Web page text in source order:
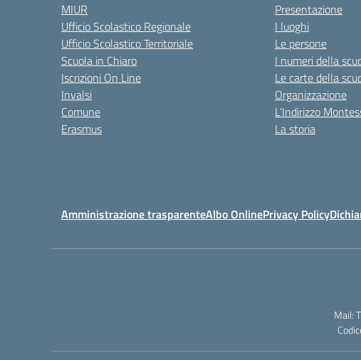
MIUR
Ufficio Scolastico Regionale
Ufficio Scolastico Territoriale
Scuola in Chiaro
Iscrizioni On Line
Invalsi
Comune
Erasmus
Presentazione
I luoghi
Le persone
I numeri della
Le carte della
Organizzazione
L’Indirizzo
La storia
Amministrazione trasparenteAlbo OnlinePrivacy Policy
Mail: